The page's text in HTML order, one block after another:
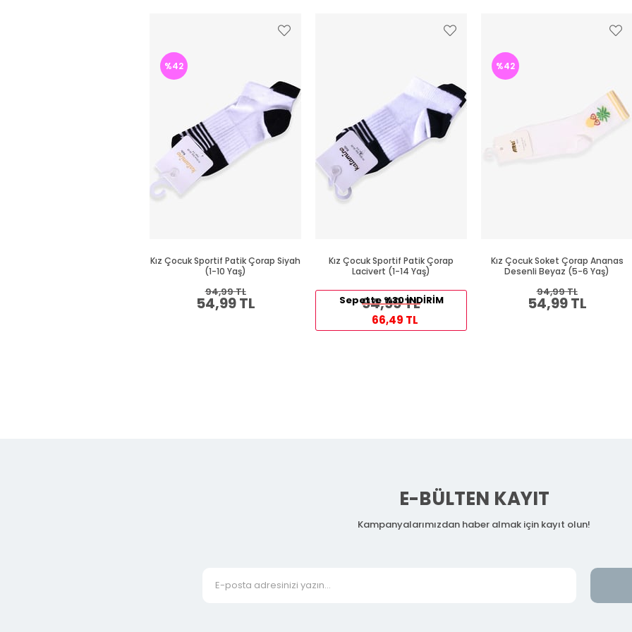
Kız Çocuk Sportif Patik Çorap Siyah
(1-10 Yaş)
54,99 TL
94,99 TL
%42
Kız Çocuk Sportif Patik Çorap
Lacivert (1-14 Yaş)
94,99 TL
Sepette %30 İNDİRİM
66,49 TL
Kız Çocuk Soket Çorap Ananas
Desenli Beyaz (5-6 Yaş)
54,99 TL
94,99 TL
%42
E-BÜLTEN KAYIT
Kampanyalarımızdan haber almak için kayıt olun!